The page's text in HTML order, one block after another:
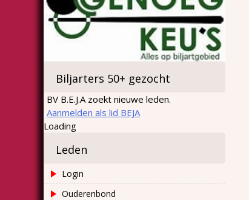
Biljarters 50+ gezocht
BV B.E.J.A zoekt nieuwe leden.
Aanmelden als lid BEJA
Loading
Leden
Login
Ouderenbond